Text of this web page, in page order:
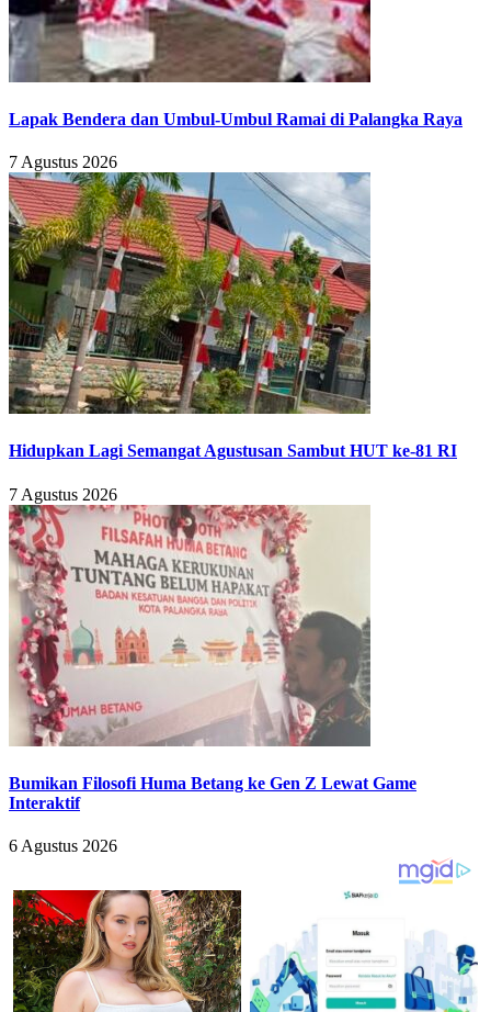
Lapak Bendera dan Umbul-Umbul Ramai di Palangka Raya
7 Agustus 2026
Hidupkan Lagi Semangat Agustusan Sambut HUT ke-81 RI
7 Agustus 2026
Bumikan Filosofi Huma Betang ke Gen Z Lewat Game
Interaktif
6 Agustus 2026